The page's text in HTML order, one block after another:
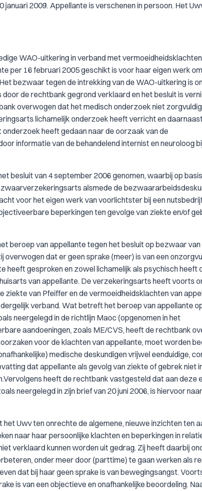
2009. Appellante is verschenen in persoon. Het
WAO-uitkering in verband met
per 16 februari 2005 geschikt is voor haar eigen werk
bezwaar tegen de intrekking van de WAO-uitkering is
de rechtbank gegrond verklaard en het besluit is
overwogen dat het medisch onderzoek niet
lichamelijk onderzoek heeft verricht en
heeft gedaan naar de oorzaak van de
informatie van de behandelend internist en neuroloog
besluit van 4 september 2006 genomen, waarbij op
alsmede de
voor het eigen werk van voorlichtster bij een
beperkingen ten gevolge van ziekte en/of
beroep van appellante tegen het besluit op bezwaar van
dat er geen sprake (meer) is van een
heeft gesproken en zowel lichamelijk als psychisch heeft
van appellante. De verzekeringsarts heeft voorts
ziekte van Pfeiffer en de vermoeidheidsklachten van
verband. Wat betreft het beroep van appellante
neergelegd in de richtlijn Maoc (opgenomen in het
aandoeningen, zoals ME/CVS, heeft de rechtbank
voor de klachten van appellante, moet worden
medische deskundigen vrijwel eenduidige,
dat appellante als gevolg van ziekte of gebrek niet
heeft de rechtbank vastgesteld dat aan deze
neergelegd in zijn brief van 20 juni 2006, is hiervoor
Uwv ten onrechte de algemene, nieuwe inzichten ten
naar haar persoonlijke klachten en beperkingen in
verklaard kunnen worden uit gedrag. Zij heeft daarbij
onder meer door (parttime) te gaan werken als
dat bij haar geen sprake is van bewegingsangst.
is van een objectieve en onafhankelijke beoordeling.